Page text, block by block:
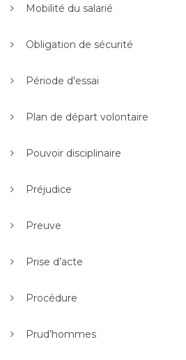
Mobilité du salarié
Obligation de sécurité
Période d'essai
Plan de départ volontaire
Pouvoir disciplinaire
Préjudice
Preuve
Prise d’acte
Procédure
Prud’hommes